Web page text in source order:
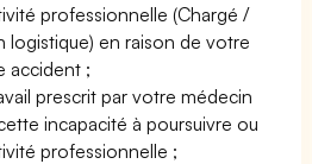
professionnelle (Chargé /
logistique) en raison de votre
accident ;
prescrit par votre médecin
incapacité à poursuivre ou
professionnelle ;